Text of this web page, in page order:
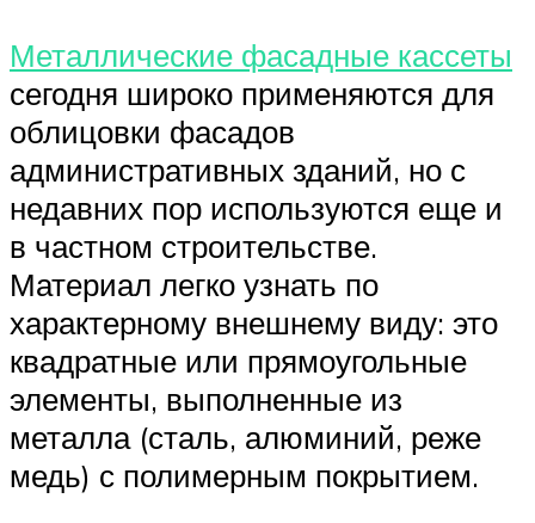
Металлические фасадные кассеты
сегодня широко применяются для
облицовки фасадов
административных зданий, но с
недавних пор используются еще и
в частном строительстве.
Материал легко узнать по
характерному внешнему виду: это
квадратные или прямоугольные
элементы, выполненные из
металла (сталь, алюминий, реже
медь) с полимерным покрытием.